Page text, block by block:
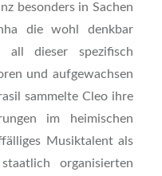
besonders in Sachen
die wohl denkbar
all dieser spezifisch
und aufgewachsen
sammelte Cleo ihre
im heimischen
Musiktalent als
organisierten